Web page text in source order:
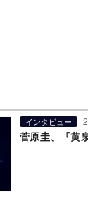
インタビュー
菅原圭、『黄